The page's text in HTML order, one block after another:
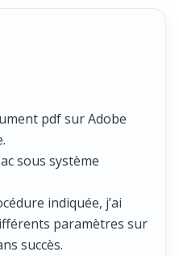
pdf sur Adobe
sous système
indiquée, j’ai
paramètres sur
succès.